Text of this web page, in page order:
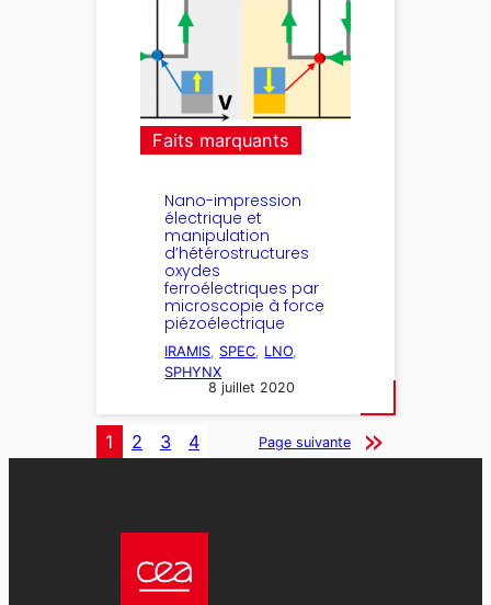
Faits marquants
Nano-impression
électrique et
manipulation
d’hétérostructures
oxydes
ferroélectriques par
microscopie à force
piézoélectrique
IRAMIS, SPEC, LNO
SPHYNX
8 juillet 2020
1 2 3 4 Page suivante